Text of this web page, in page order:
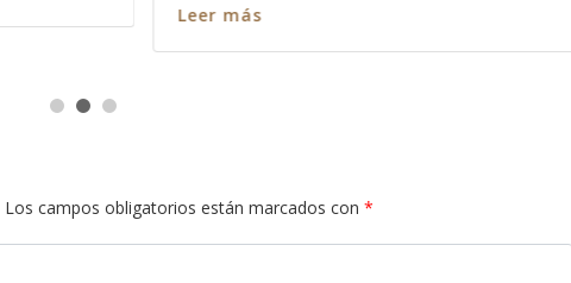
Los campos obligatorios están marcados con *